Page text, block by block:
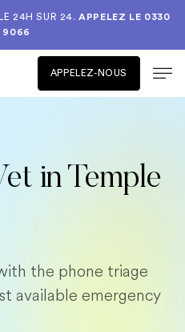
24H SUR 24.APPELEZ LE 0330
9066
APPELEZ-NOUS
in Temple
the phone triage
available emergency